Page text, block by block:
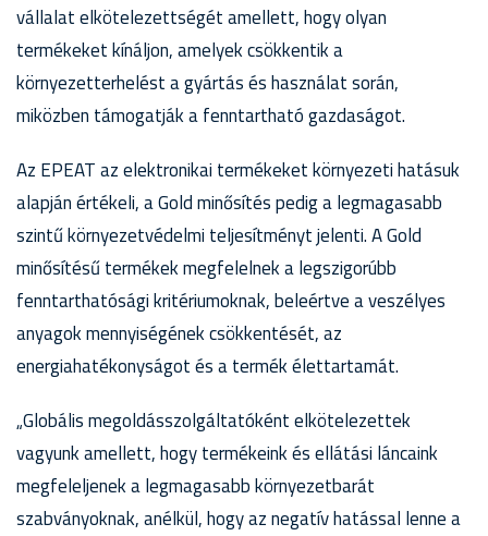
vállalat elkötelezettségét amellett, hogy olyan
termékeket kínáljon, amelyek csökkentik a
környezetterhelést a gyártás és használat során,
miközben támogatják a fenntartható gazdaságot.
Az EPEAT az elektronikai termékeket környezeti hatásuk
alapján értékeli, a Gold minősítés pedig a legmagasabb
szintű környezetvédelmi teljesítményt jelenti. A Gold
minősítésű termékek megfelelnek a legszigorúbb
fenntarthatósági kritériumoknak, beleértve a veszélyes
anyagok mennyiségének csökkentését, az
energiahatékonyságot és a termék élettartamát.
„Globális megoldásszolgáltatóként elkötelezettek
vagyunk amellett, hogy termékeink és ellátási láncaink
megfeleljenek a legmagasabb környezetbarát
szabványoknak, anélkül, hogy az negatív hatással lenne a